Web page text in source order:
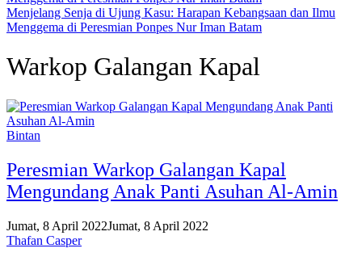
Menjelang Senja di Ujung Kasu: Harapan Kebangsaan dan Ilmu
Menggema di Peresmian Ponpes Nur Iman Batam
Warkop Galangan Kapal
Bintan
Peresmian Warkop Galangan Kapal
Mengundang Anak Panti Asuhan Al-Amin
Jumat, 8 April 2022Jumat, 8 April 2022
Thafan Casper